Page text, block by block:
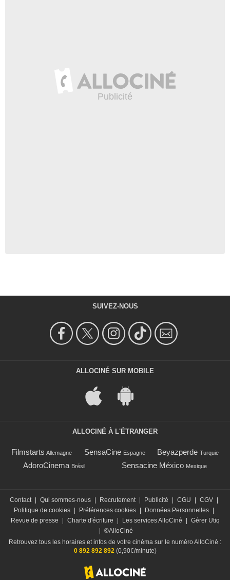
SUIVEZ-NOUS
ALLOCINÉ SUR MOBILE
ALLOCINÉ À L'ÉTRANGER
Filmstarts Allemagne SensaCine Espagne Beyazperde Turquie
AdoroCinema Brésil Sensacine México Mexique
Contact Qui sommes-nous Recrutement Publicité CGU CGV
Politique de cookies
Préférences cookies Données Personnelles
Revue de presse
Charte d'écriture Les services AlloCiné
Gérer Utiq
©AlloCiné
Retrouvez tous les horaires et infos de votre cinéma sur le numéro AlloCiné :
0 892 892 892(0,90€/minute)